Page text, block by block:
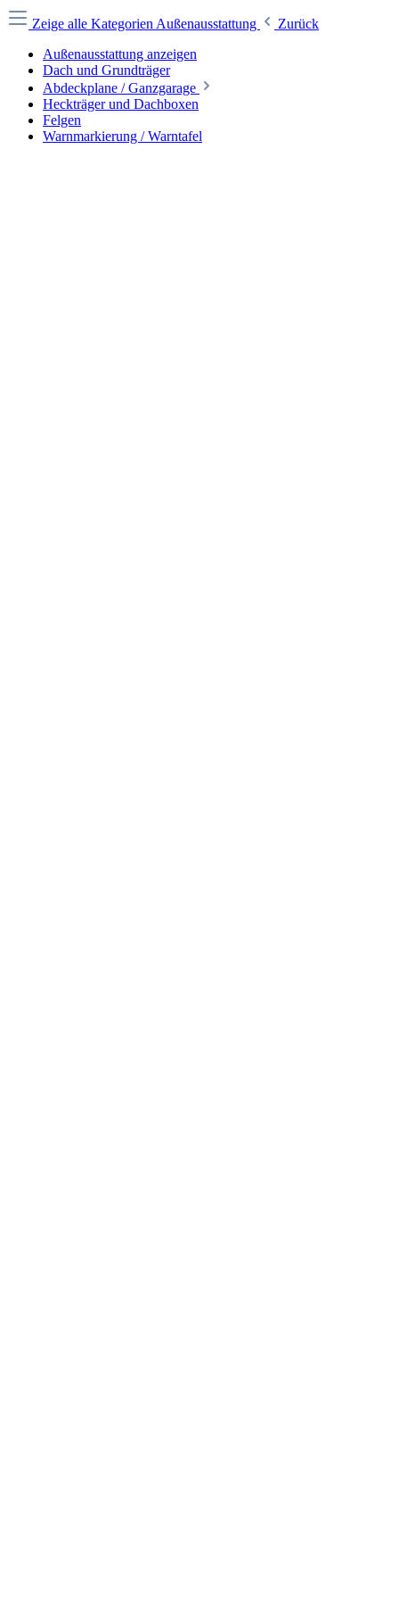
Zeige alle Kategorien Außenausstattung
Zurück
Außenausstattung anzeigen
Dach und Grundträger
Abdeckplane / Ganzgarage
Heckträger und Dachboxen
Felgen
Warnmarkierung / Warntafel